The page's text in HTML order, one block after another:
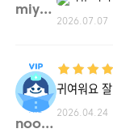
miyou**
2026.07.07
noolo**
귀여워요
2026.04.24